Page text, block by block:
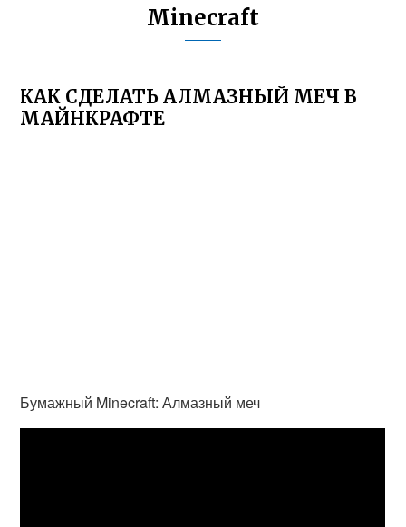
Minecraft
КАК СДЕЛАТЬ АЛМАЗНЫЙ МЕЧ В
МАЙНКРАФТЕ
Бумажный Minecraft: Алмазный меч